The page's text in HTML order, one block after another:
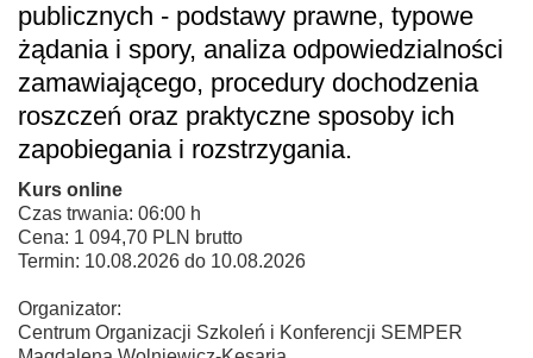
publicznych - podstawy prawne, typowe
żądania i spory, analiza odpowiedzialności
zamawiającego, procedury dochodzenia
roszczeń oraz praktyczne sposoby ich
zapobiegania i rozstrzygania.
Kurs online
Czas trwania: 06:00 h
Cena: 1 094,70 PLN brutto
Termin: 10.08.2026 do 10.08.2026
Organizator:
Centrum Organizacji Szkoleń i Konferencji SEMPER